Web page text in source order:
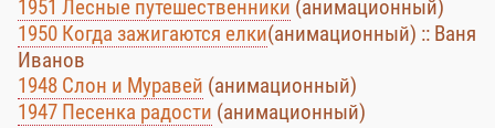
1951 Лесные путешественники (анимационный)
1950 Когда зажигаются елки(анимационный) :: Ваня
Иванов
1948 Слон и Муравей (анимационный)
1947 Песенка радости (анимационный)